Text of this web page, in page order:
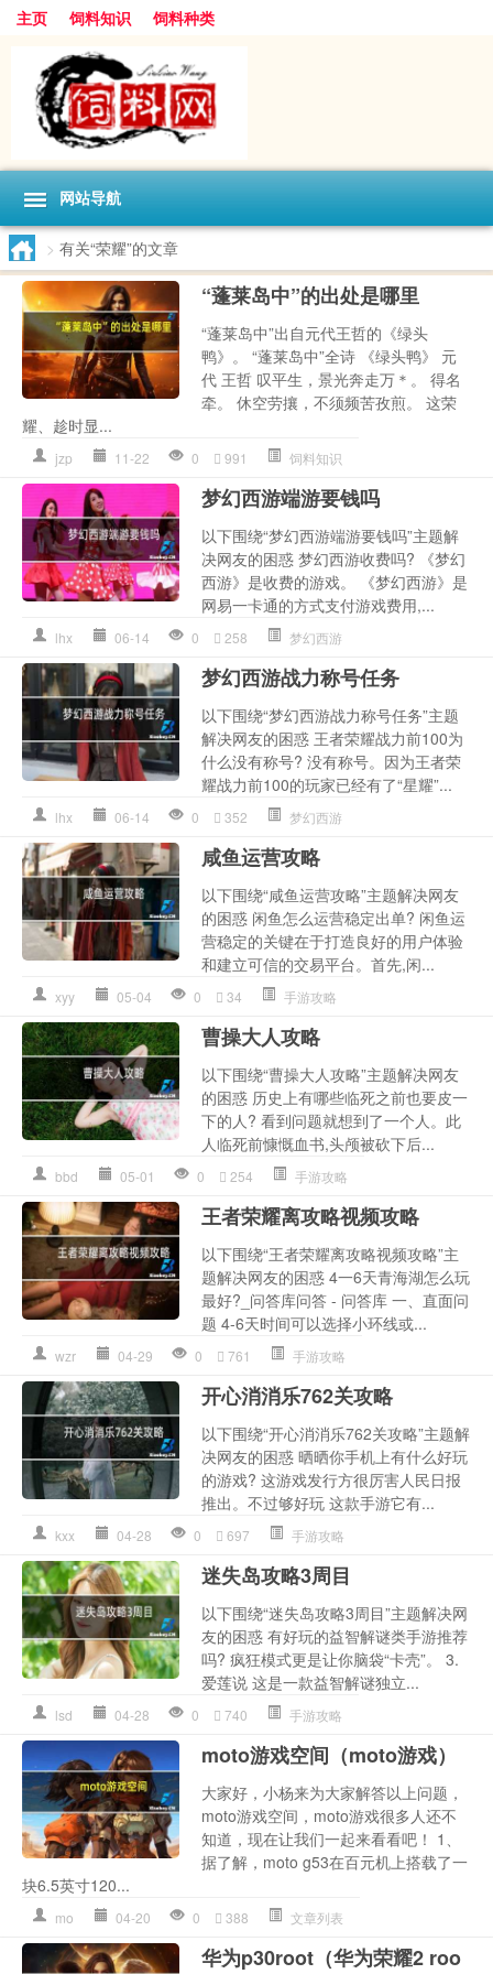
主页 饲料知识 饲料种类
网站导航
> 有关“荣耀”的文章
“蓬莱岛中”的出处是哪里
“蓬莱岛中”出自元代王哲的《绿头
鸭》。 “蓬莱岛中”全诗 《绿头鸭》 元
代 王哲 叹平生，景光奔走万＊。 得名
牵。 休空劳攘，不须频苦孜煎。 这荣
耀、趁时显...
jzp 11-22 0 991 饲料知识
梦幻西游端游要钱吗
以下围绕“梦幻西游端游要钱吗”主题解
决网友的困惑 梦幻西游收费吗? 《梦幻
西游》是收费的游戏。 《梦幻西游》是
网易一卡通的方式支付游戏费用,...
lhx 06-14 0 258 梦幻西游
梦幻西游战力称号任务
以下围绕“梦幻西游战力称号任务”主题
解决网友的困惑 王者荣耀战力前100为
什么没有称号? 没有称号。因为王者荣
耀战力前100的玩家已经有了“星耀”...
lhx 06-14 0 352 梦幻西游
咸鱼运营攻略
以下围绕“咸鱼运营攻略”主题解决网友
的困惑 闲鱼怎么运营稳定出单? 闲鱼运
营稳定的关键在于打造良好的用户体验
和建立可信的交易平台。首先,闲...
xyy 05-04 0 34 手游攻略
曹操大人攻略
以下围绕“曹操大人攻略”主题解决网友
的困惑 历史上有哪些临死之前也要皮一
下的人? 看到问题就想到了一个人。此
人临死前慷慨血书,头颅被砍下后...
bbd 05-01 0 254 手游攻略
王者荣耀离攻略视频攻略
以下围绕“王者荣耀离攻略视频攻略”主
题解决网友的困惑 4一6天青海湖怎么玩
最好?_问答库问答 - 问答库 一、直面问
题 4-6天时间可以选择小环线或...
wzr 04-29 0 761 手游攻略
开心消消乐762关攻略
以下围绕“开心消消乐762关攻略”主题解
决网友的困惑 晒晒你手机上有什么好玩
的游戏? 这游戏发行方很厉害人民日报
推出。不过够好玩 这款手游它有...
kxx 04-28 0 697 手游攻略
迷失岛攻略3周目
以下围绕“迷失岛攻略3周目”主题解决网
友的困惑 有好玩的益智解谜类手游推荐
吗? 疯狂模式更是让你脑袋“卡壳”。 3.
爱莲说 这是一款益智解谜独立...
lsd 04-28 0 740 手游攻略
moto游戏空间（moto游戏）
大家好，小杨来为大家解答以上问题，
moto游戏空间，moto游戏很多人还不
知道，现在让我们一起来看看吧！ 1、
据了解，moto g53在百元机上搭载了一
块6.5英寸120...
mo 04-20 0 388 文章列表
华为p30root（华为荣耀2 roo